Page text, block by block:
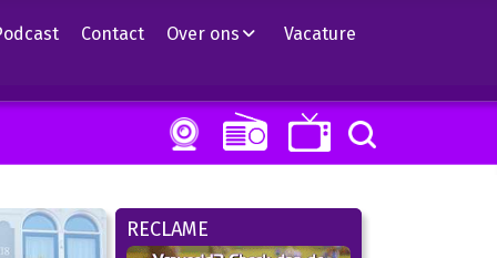
Contact Over ons Vacature
RECLAME